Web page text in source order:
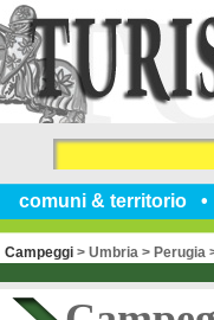
comuni & territorio
Campeggi > Umbria > Perugia